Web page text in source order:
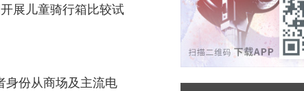
展儿童骑行箱比较试
份从商场及主流电